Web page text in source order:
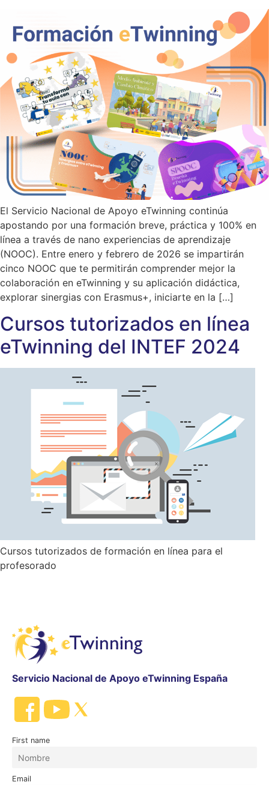
El Servicio Nacional de Apoyo eTwinning continúa
apostando por una formación breve, práctica y 100% en
línea a través de nano experiencias de aprendizaje
(NOOC). Entre enero y febrero de 2026 se impartirán
cinco NOOC que te permitirán comprender mejor la
colaboración en eTwinning y su aplicación didáctica,
explorar sinergias con Erasmus+, iniciarte en la […]
Cursos tutorizados en línea
eTwinning del INTEF 2024
Cursos tutorizados de formación en línea para el
profesorado
Servicio Nacional de Apoyo eTwinning España
First name
Email